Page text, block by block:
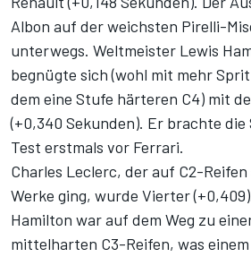
Albon auf der weichsten Pirelli-
unterwegs. Weltmeister Lewis
begnügte sich (wohl mit mehr
dem eine Stufe härteren C4) mit
(+0,340 Sekunden). Er brachte die
Test erstmals vor Ferrari.
Charles Leclerc, der auf C2-
Werke ging, wurde Vierter
Hamilton war auf dem Weg zu
mittelharten C3-Reifen, was